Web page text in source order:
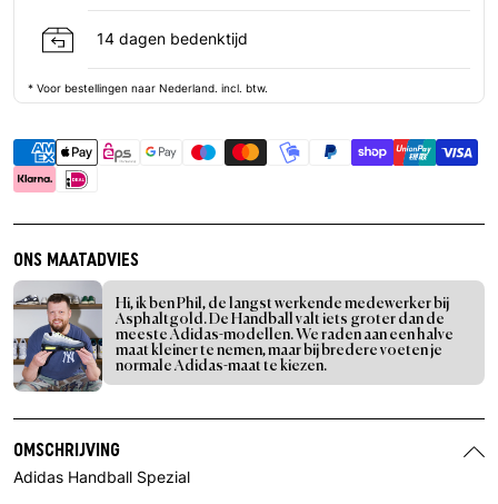
14 dagen bedenktijd
* Voor bestellingen naar Nederland. incl. btw.
ONS MAATADVIES
Hi, ik ben Phil, de langst werkende medewerker bij
Asphaltgold. De Handball valt iets groter dan de
meeste Adidas-modellen. We raden aan een halve
maat kleiner te nemen, maar bij bredere voeten je
normale Adidas-maat te kiezen.
OMSCHRIJVING
Adidas Handball Spezial